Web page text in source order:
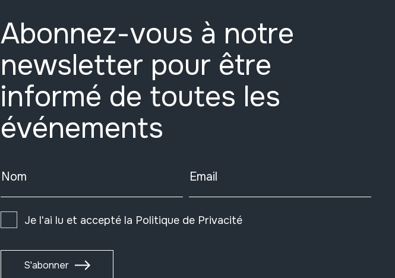
Abonnez-vous à notre
newsletter pour être
informé de toutes les
événements
Nom Email
Je l'ai lu et accepté la Politique de Privacité
S'abonner